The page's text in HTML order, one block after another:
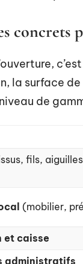
la surface
de
fils,
(mobilier,
et caisse
administratifs